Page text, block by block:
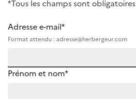
*Tous les champs sont obligatoires
Adresse e-mail*
Format attendu : adresse@herbergeur.com
Prénom et nom*